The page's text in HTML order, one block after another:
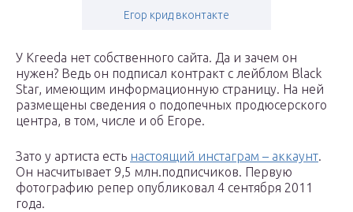
Егор крид вконтакте
У Kreeda нет собственного сайта. Да и зачем он
нужен? Ведь он подписал контракт с лейблом Black
Star, имеющим информационную страницу. На ней
размещены сведения о подопечных продюсерского
центра, в том, числе и об Егоре.
Зато у артиста есть настоящий инстаграм – аккаунт.
Он насчитывает 9,5 млн.подписчиков. Первую
фотографию репер опубликовал 4 сентября 2011
года.